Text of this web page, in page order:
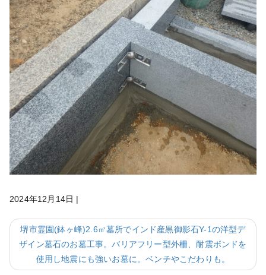
2024年12月14日 |
堺市霊園(鉢ヶ峰)2.6㎡墓所でインド産黒御影石Y-1の洋型デ
ザイン墓石のお墓工事。バリアフリー型外柵、耐震ボンドを
使用し地震にも強いお墓に。ベンチやこだわりも。